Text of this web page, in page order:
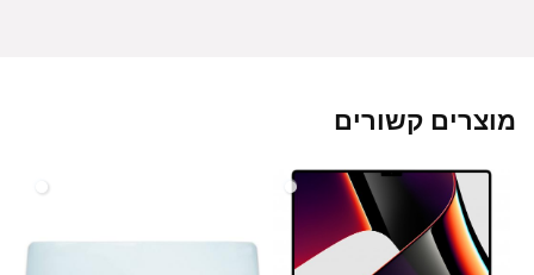
מוצרים קשורים